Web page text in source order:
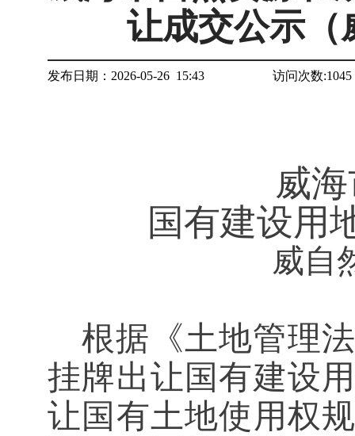
让成交公示（
发布日期：2026-05-26 15:43 访问次数:1045
威
国有建设用
威自
根据 《土地管理
挂牌出让国有建设
让国有土地使用权